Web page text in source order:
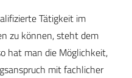
Tätigkeit im
zu können, steht dem
hat man die Möglichkeit,
mit fachlicher